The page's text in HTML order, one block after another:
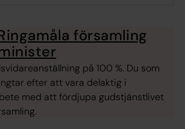
församling
på 100 %. Du som
efter att vara delaktig i
med att fördjupa gudstjänstlivet